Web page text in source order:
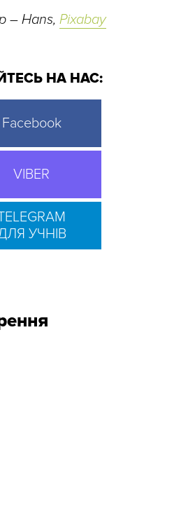
– Hans, Pixabay
НА НАС:
Facebook
VIBER
УЧНІВ